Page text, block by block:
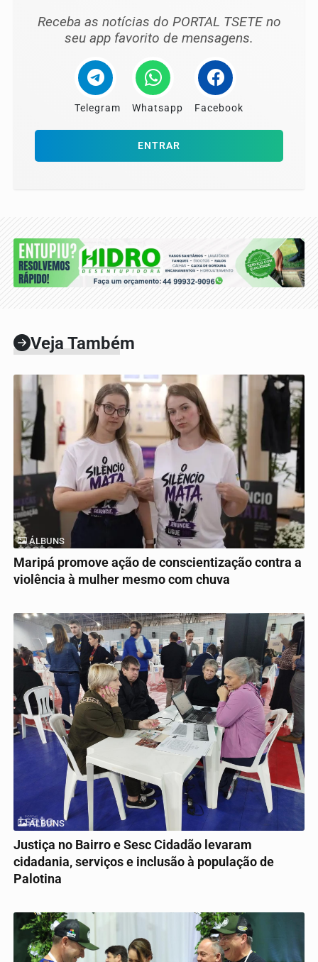
Receba as notícias do PORTAL TSETE no
seu app favorito de mensagens.
Telegram Whatsapp Facebook
ENTRAR
Veja Também
ÁLBUNS
Maripá promove ação de conscientização contra a
violência à mulher mesmo com chuva
ÁLBUNS
Justiça no Bairro e Sesc Cidadão levaram
cidadania, serviços e inclusão à população de
Palotina